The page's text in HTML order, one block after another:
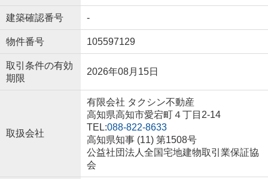
建築確認番号 -
物件番号 105597129
取引条件の有効
期限
2026年08月15日
取扱会社
有限会社 タクシン不動産
高知県高知市愛宕町４丁目2-14
TEL:088-822-8633
高知県知事 (11) 第1508号
公益社団法人全国宅地建物取引業保証協
会